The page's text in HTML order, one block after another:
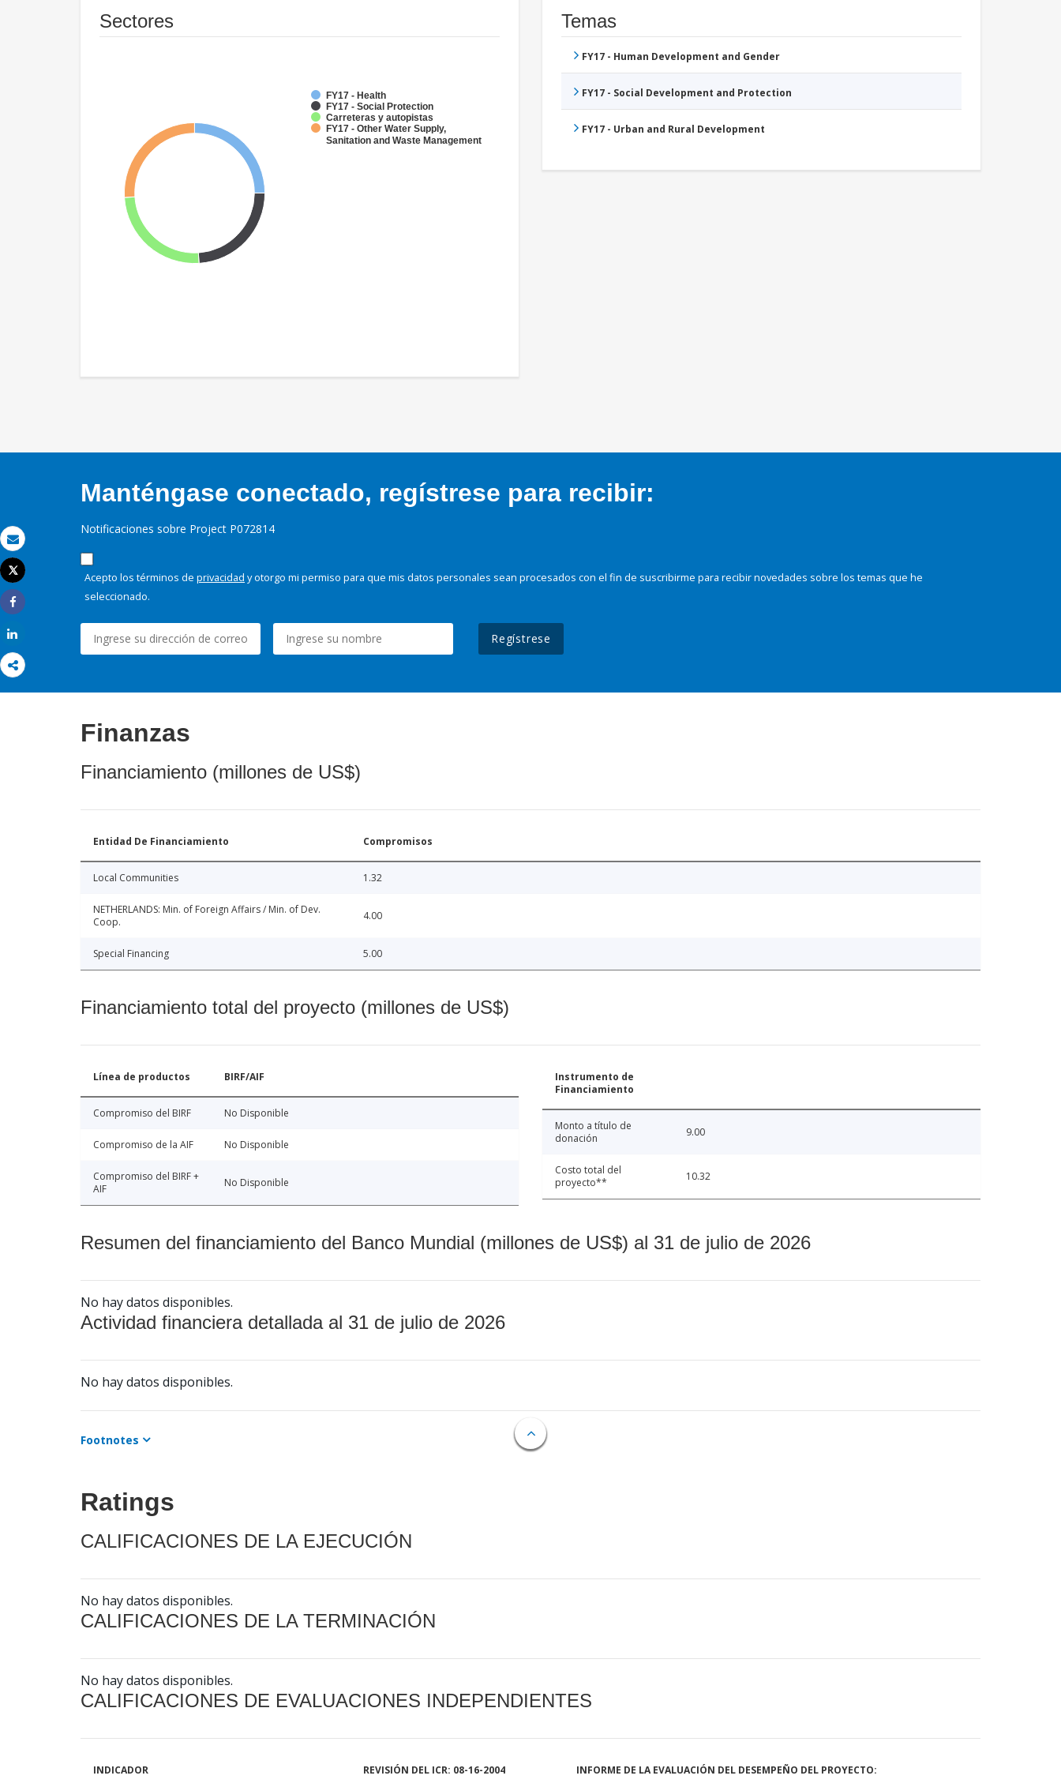
Correo electrónico
Imprimir
Tweet
Share
Sectores
FY17 - Health
FY17 - Social Protection
Carreteras y autopistas
FY17 - Other Water Supply,
Sanitation and Waste Management
Temas
FY17 - Human Development and Gender
FY17 - Social Development and Protection
FY17 - Urban and Rural Development
Manténgase conectado, regístrese para recibir:
Notificaciones sobre Project P072814
Acepto los términos de privacidad y otorgo mi permiso para que mis datos personales sean procesados con el fin de suscribirme para recibir novedades sobre los temas que he
seleccionado.
Regístrese
Finanzas
Financiamiento (millones de US$)
Entidad De Financiamiento Compromisos
Local Communities 1.32
NETHERLANDS: Min. of Foreign Affairs / Min. of Dev.
Coop.
4.00
Special Financing 5.00
Financiamiento total del proyecto (millones de US$)
Línea de productos BIRF/AIF
Compromiso del BIRF No Disponible
Compromiso de la AIF No Disponible
Compromiso del BIRF +
AIF
No Disponible
Instrumento de
Financiamiento
Monto a título de
donación
9.00
Costo total del
proyecto**
10.32
Resumen del financiamiento del Banco Mundial (millones de US$) al 31 de julio de 2026
No hay datos disponibles.
Actividad financiera detallada al 31 de julio de 2026
No hay datos disponibles.
Footnotes
Ratings
CALIFICACIONES DE LA EJECUCIÓN
No hay datos disponibles.
CALIFICACIONES DE LA TERMINACIÓN
No hay datos disponibles.
CALIFICACIONES DE EVALUACIONES INDEPENDIENTES
INDICADOR REVISIÓN DEL ICR: 08-16-2004 INFORME DE LA EVALUACIÓN DEL DESEMPEÑO DEL PROYECTO: